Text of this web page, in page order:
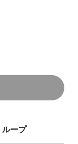
ループ